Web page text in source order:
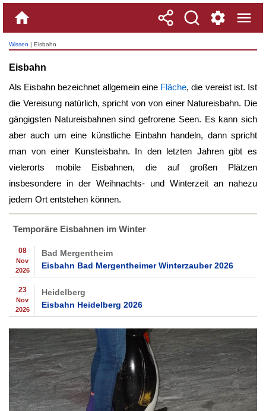
Wissen | Eisbahn
Eisbahn
Als Eisbahn bezeichnet allgemein eine Fläche, die vereist ist. Ist
die Vereisung natürlich, spricht von von einer Natureisbahn. Die
gängigsten Natureisbahnen sind gefrorene Seen. Es kann sich
aber auch um eine künstliche Einbahn handeln, dann spricht
man von einer Kunsteisbahn. In den letzten Jahren gibt es
vielerorts mobile Eisbahnen, die auf großen Plätzen
insbesondere in der Weihnachts- und Winterzeit an nahezu
jedem Ort entstehen können.
Temporäre Eisbahnen im Winter
08
Nov
2026
Bad Mergentheim
Eisbahn Bad Mergentheimer Winterzauber 2026
23
Nov
2026
Heidelberg
Eisbahn Heidelberg 2026